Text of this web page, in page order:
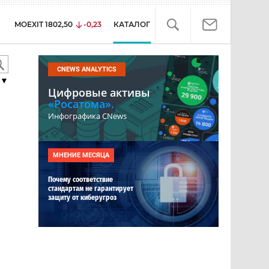
MOEXIT 1802,50 -0,23 КАТАЛОГ
CNEWS ANALYTICS
Цифровые активы
«Росатома».
Инфографика CNews
МНЕНИЕ МЕСЯЦА
Почему соответствие
стандартам не гарантирует
защиту от киберугроз